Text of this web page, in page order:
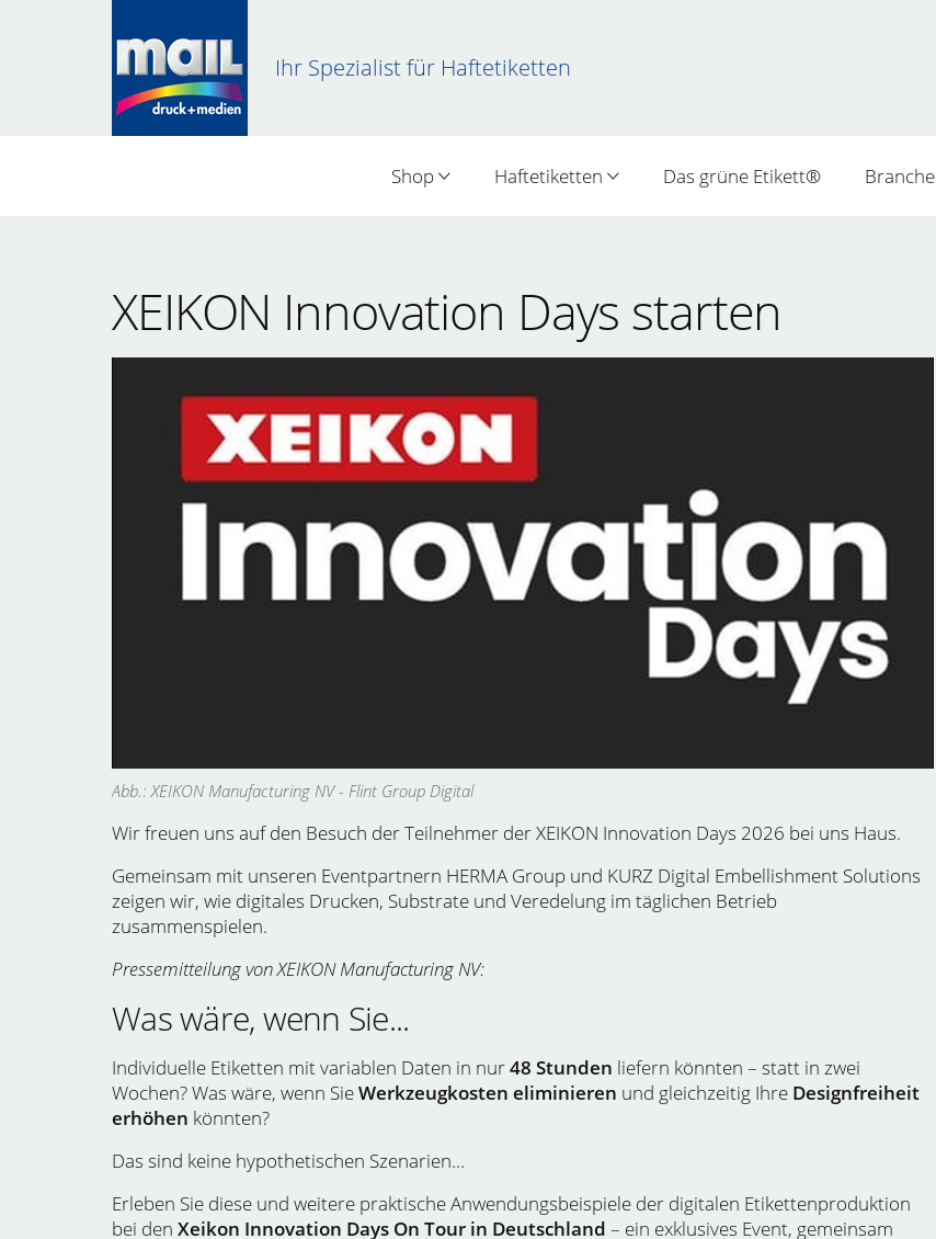
Ihr Spezialist für Haftetiketten
Shop Haftetiketten Das grüne Etikett® Branche
XEIKON Innovation Days starten
Abb.: XEIKON Manufacturing NV - Flint Group Digital
Wir freuen uns auf den Besuch der Teilnehmer der XEIKON Innovation Days 2026 bei uns Haus.
Gemeinsam mit unseren Eventpartnern HERMA Group und KURZ Digital Embellishment Solutions
zeigen wir, wie digitales Drucken, Substrate und Veredelung im täglichen Betrieb
zusammenspielen.
Pressemitteilung von XEIKON Manufacturing NV:
Was wäre, wenn Sie...
Individuelle Etiketten mit variablen Daten in nur48 Stunden liefern könnten – statt in zwei
Wochen? Was wäre, wenn SieWerkzeugkosten eliminieren und gleichzeitig Ihre Designfreiheit
erhöhen könnten?
Das sind keine hypothetischen Szenarien…
Erleben Sie diese und weitere praktische Anwendungsbeispiele der digitalen Etikettenproduktion
bei den Xeikon Innovation Days On Tour in Deutschland – ein exklusives Event, gemeinsam